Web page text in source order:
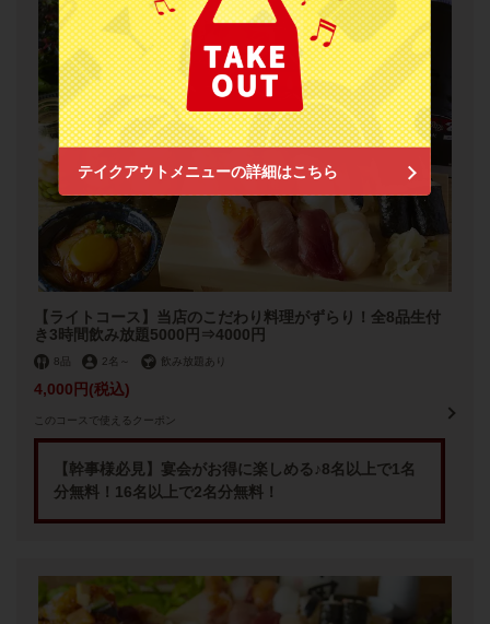
テイクアウトメニューの詳細はこちら
【ライトコース】当店のこだわり料理がずらり！全8品生付
き3時間飲み放題5000円⇒4000円
8品 2名 ～ 飲み放題あり
4,000円 (税込)
このコースで使えるクーポン
【幹事様必見】宴会がお得に楽しめる♪8名以上で1名
分無料！16名以上で2名分無料！
お店情報をコピー
閉じる